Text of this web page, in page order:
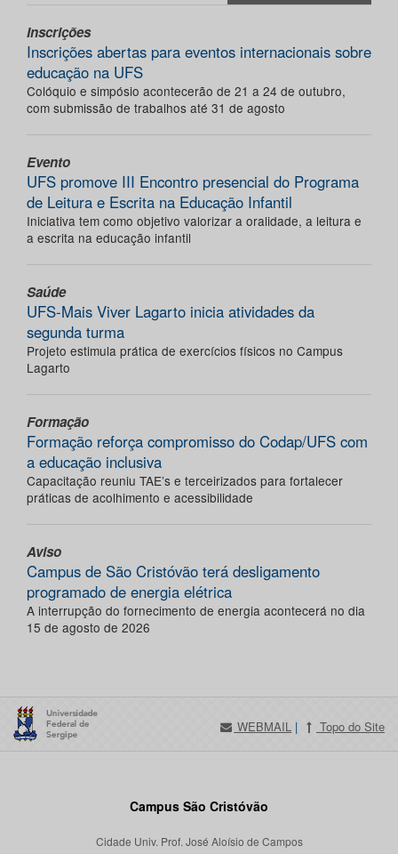
Inscrições
Inscrições abertas para eventos internacionais sobre
educação na UFS
Colóquio e simpósio acontecerão de 21 a 24 de outubro,
com submissão de trabalhos até 31 de agosto
Evento
UFS promove III Encontro presencial do Programa
de Leitura e Escrita na Educação Infantil
Iniciativa tem como objetivo valorizar a oralidade, a leitura e
a escrita na educação infantil
Saúde
UFS-Mais Viver Lagarto inicia atividades da
segunda turma
Projeto estimula prática de exercícios físicos no Campus
Lagarto
Formação
Formação reforça compromisso do Codap/UFS com
a educação inclusiva
Capacitação reuniu TAE’s e terceirizados para fortalecer
práticas de acolhimento e acessibilidade
Aviso
Campus de São Cristóvão terá desligamento
programado de energia elétrica
A interrupção do fornecimento de energia acontecerá no dia
15 de agosto de 2026
WEBMAIL | Topo do Site
Campus São Cristóvão
Cidade Univ. Prof. José Aloísio de Campos